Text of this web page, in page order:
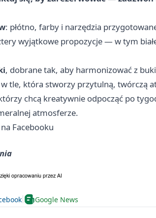
: płótno, farby i narzędzia
wyjątkowe propozycje — w tym
, dobrane tak, aby harmonizować z
tle, która stworzy przytulną, twórczą
chcą kreatywnie odpocząć po
atmosferze.
Facebooku
Google News